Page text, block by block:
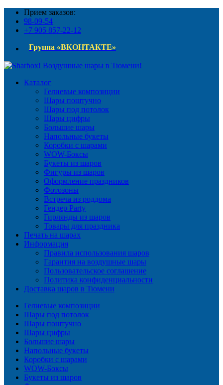
Прием заказов:
98-09-54
+7 905 857-22-12
Группа «ВКОНТАКТЕ»
Каталог
Гелиевые композиции
Шары поштучно
Шары под потолок
Шары цифры
Большие шары
Напольные букеты
Коробки с шарами
WOW-Боксы
Букеты из шаров
Фигуры из шаров
Оформление праздников
Фотозоны
Встреча из роддома
Гендер Party
Гирлянды из шаров
Товары для праздника
Печать на шарах
Информация
Правила использования шаров
Гарантия на воздушные шары
Пользовательское соглашение
Политика конфиденциальности
Доставка шаров в Тюмени
Гелиевые композиции
Шары под потолок
Шары поштучно
Шары цифры
Большие шары
Напольные букеты
Коробки с шарами
WOW-Боксы
Букеты из шаров